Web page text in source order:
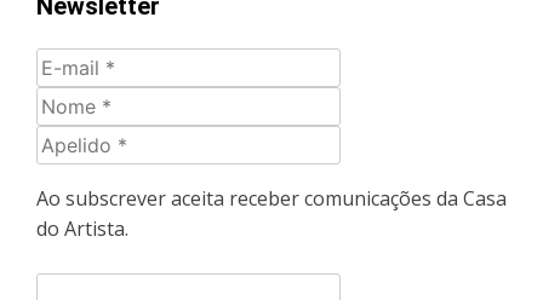
Newsletter
Ao subscrever aceita receber comunicações da Casa
do Artista.